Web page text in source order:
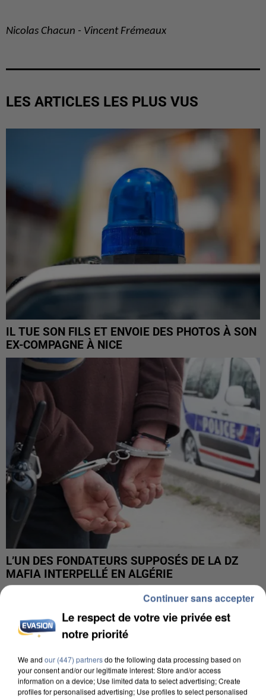
Nicolas Chacun - Vincent Frémeaux
LES ARTICLES LES PLUS VUS
IL TUE SON FILS ET ENVOIE DES PHOTOS À SON
EX-COMPAGNE À NICE
L’UN DES FONDATEURS SUPPOSÉS DE LA DZ
MAFIA INTERPELLÉ EN ALGÉRIE
Le respect de votre vie privée est
notre priorité
We and our (447) partnersdo the following data processing based on
your consent and/or our legitimate interest: Store and/or access
information on a device; Use limited data to select advertising; Create
profiles for personalised advertising; Use profiles to select personalised
Continuer sans accepter